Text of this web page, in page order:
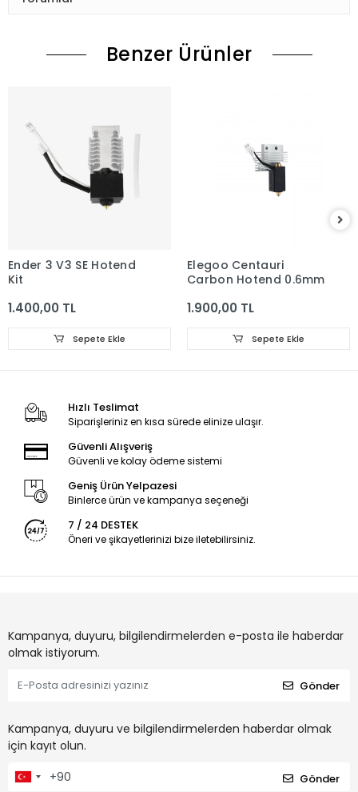
Benzer Ürünler
Ender 3 V3 SE Hotend
Kit
1.400,00 TL
Sepete Ekle
Elegoo Centauri
Carbon Hotend 0.6mm
1.900,00 TL
Sepete Ekle
Hızlı Teslimat
Siparişleriniz en kısa sürede elinize ulaşır.
Güvenli Alışveriş
Güvenli ve kolay ödeme sistemi
Geniş Ürün Yelpazesi
Binlerce ürün ve kampanya seçeneği
7 / 24 DESTEK
Öneri ve şikayetlerinizi bize iletebilirsiniz.
Kampanya, duyuru, bilgilendirmelerden e-posta ile haberdar
olmak istiyorum.
Gönder
Kampanya, duyuru ve bilgilendirmelerden haberdar olmak
için kayıt olun.
Gönder